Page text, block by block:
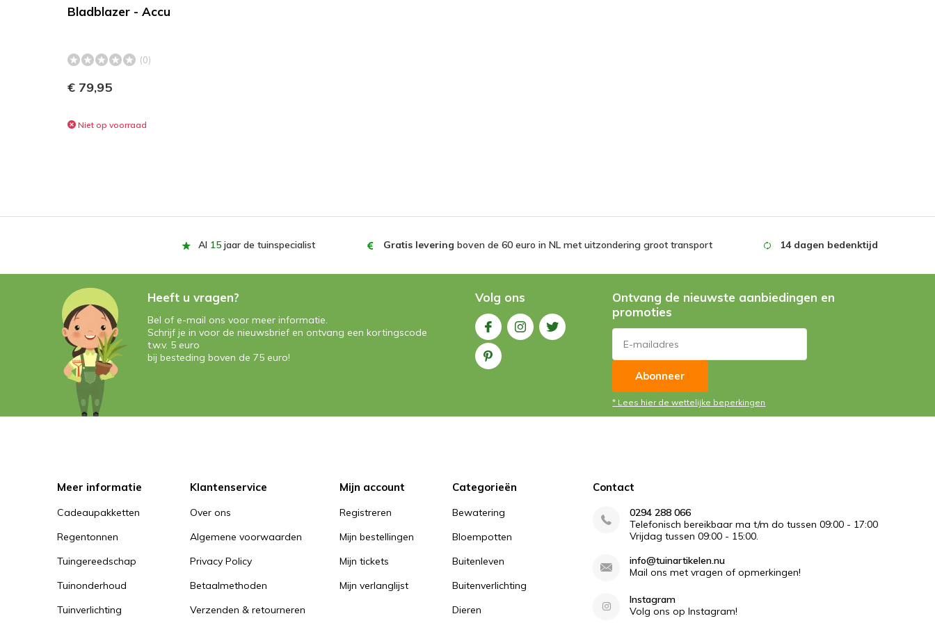
Bladblazer - Accu
(0)
€ 79,95
Niet op voorraad
Al 15 jaar de tuinspecialist Gratis levering boven de 60 euro in NL met uitzondering groot transport 14 dagen bedenktijd
Heeft u vragen?
Bel of e-mail ons voor meer informatie.
Schrijf je in voor de nieuwsbrief en ontvang een kortingscode
t.w.v. 5 euro
bij besteding boven de 75 euro!
Volg ons
Ontvang de nieuwste aanbiedingen en
promoties
Abonneer
* Lees hier de wettelijke beperkingen
Meer informatie
Cadeaupakketten
Regentonnen
Tuingereedschap
Tuinonderhoud
Tuinverlichting
Klantenservice
Over ons
Algemene voorwaarden
Privacy Policy
Betaalmethoden
Verzenden & retourneren
Mijn account
Registreren
Mijn bestellingen
Mijn tickets
Mijn verlanglijst
Categorieën
Bewatering
Bloempotten
Buitenleven
Buitenverlichting
Dieren
Contact
0294 288 066
Telefonisch bereikbaar ma t/m do tussen 09:00 - 17:00
Vrijdag tussen 09:00 - 15:00.
info@tuinartikelen.nu
Mail ons met vragen of opmerkingen!
Instagram
Volg ons op Instagram!